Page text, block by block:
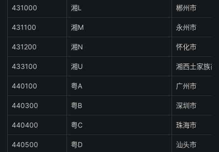
431000 湘L 郴州市
431100 湘M 永州市
431200 湘N 怀化市
433100 湘U 湘西土家族苗
440100 粤A 广州市
440300 粤B 深圳市
440400 粤C 珠海市
440500 粤D 汕头市